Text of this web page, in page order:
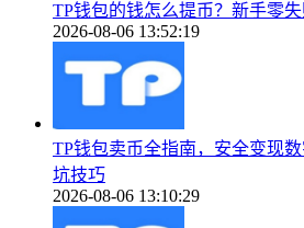
TP钱包的钱怎么提币？新手零
2026-08-06 13:52:19
TP钱包卖币全指南，安全变现
坑技巧
2026-08-06 13:10:29